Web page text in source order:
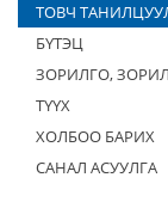
ТОВЧ
БҮТЭЦ
ЗОРИЛГО,
ТҮҮХ
ХОЛБОО БАРИХ
САНАЛ АСУУЛГА